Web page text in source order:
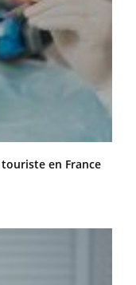
en France